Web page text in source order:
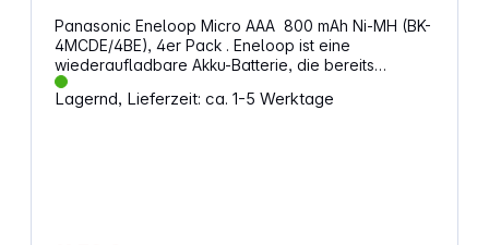
Panasonic Eneloop Micro AAA 800 mAh Ni-MH (BK-
4MCDE/4BE), 4er Pack . Eneloop ist eine
wiederaufladbare Akku-Batterie, die bereits
vorgeladen und einsatzbereit ist. Eigenschaften:
Vorgeladen und einsatzbereit Geringe
Lagernd, Lieferzeit: ca. 1-5 Werktage